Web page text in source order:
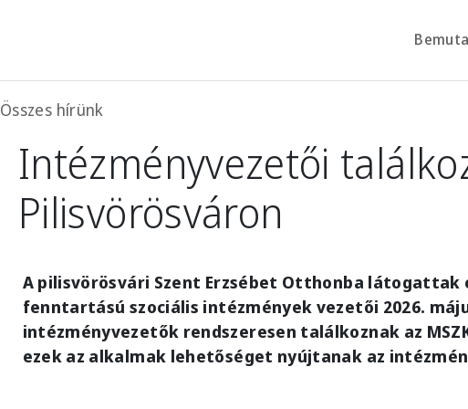
Összes hírünk
Intézményvezetői
Pilisvörösváron
A pilisvörösvári Szent Erzsébet Otthonba látogattak
fenntartású szociális intézmények vezetői 2026.
intézményvezetők rendszeresen találkoznak az
ezek az alkalmak lehetőséget nyújtanak az